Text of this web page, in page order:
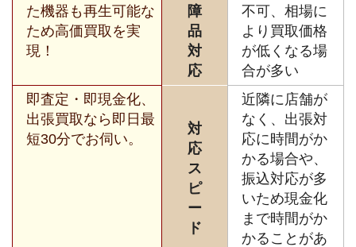
た機器も再生可能な
ため高価買取を実
現！
障
品
対
応
不可、相場に
より買取価格
が低くなる場
合が多い
即査定・即現金化、
出張買取なら即日最
短30分でお伺い。
対
応
ス
ピ
ー
ド
近隣に店舗が
なく、出張対
応に時間がか
かる場合や、
振込対応が多
いため現金化
まで時間がか
かることがあ